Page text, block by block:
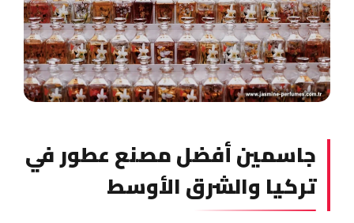
جاسمين أفضل مصنع عطور في
تركيا والشرق الأوسط